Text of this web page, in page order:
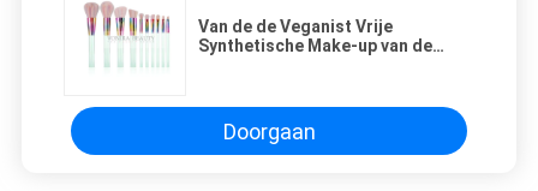
Van de de Veganist Vrije
Synthetische Make-up van de
Doorgaan